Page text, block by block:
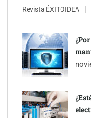
Revista ÉXITOIDEA